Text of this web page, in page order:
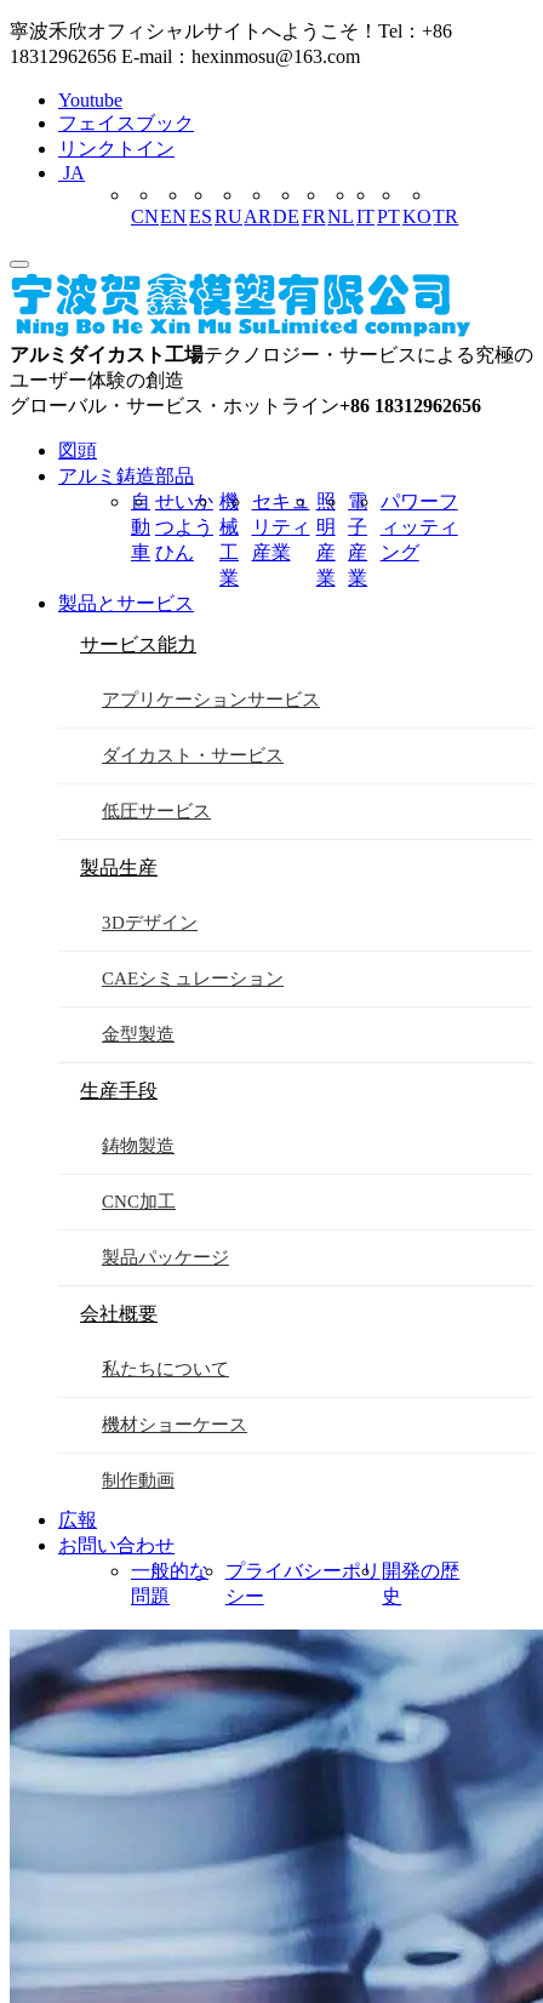
寧波禾欣オフィシャルサイトへようこそ！Tel：+86
18312962656 E-mail：hexinmosu@163.com
Youtube
フェイスブック
リンクトイン
JA
CNENESRUARDEFRNLITPTKOTR
アルミダイカスト工場テクノロジー・サービスによる究極の
ユーザー体験の創造
グローバル・サービス・ホットライン+86 18312962656
図頭
アルミ鋳造部品
自
動
車
せいか
つよう
ひん
機
械
工
業
セキュ
リティ
産業
照
明
産
業
電
子
産
業
パワーフ
ィッティ
ング
製品とサービス
サービス能力
アプリケーションサービス
ダイカスト・サービス
低圧サービス
製品生産
3Dデザイン
CAEシミュレーション
金型製造
生産手段
鋳物製造
CNC加工
製品パッケージ
会社概要
私たちについて
機材ショーケース
制作動画
広報
お問い合わせ
一般的な
問題
プライバシーポリ
シー
開発の歴
史